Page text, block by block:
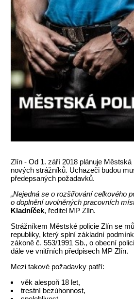
Zlín - Od 1. září 2018 plánuje Městská
nových strážníků. Uchazeči budou
předepsaných požadavků.
„Nejedná se o rozšiřování celkového
o doplnění uvolněných pracovních
Kladníček, ředitel MP Zlín.
Strážníkem Městské policie Zlín se
republiky, který splní základní
zákoně č. 553/1991 Sb., o obecní
dále ve vnitřních předpisech MP Zlín.
Mezi takové požadavky patří:
věk alespoň 18 let,
trestní bezúhonnost,